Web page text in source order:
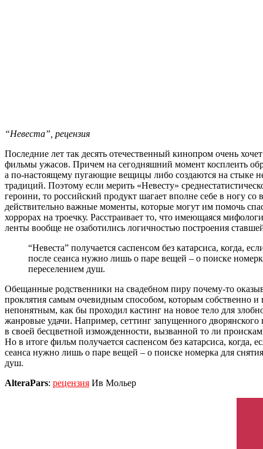
“Невеста”, рецензия
Последние лет так десять отечественный кинопром очень
фильмы ужасов. Причем на сегодняшний момент косплеить
а по-настоящему пугающие вещицы либо создаются на стыке
традиций. Поэтому если мерить «Невесту»
героини, то российский продукт шагает вполне себе в ногу
действительно важные моменты, которые могут им помочь
хоррорах на троечку. Расстраивает то, что имеющаяся
ленты вообще не озаботились логичностью построения
“Невеста” получается саспенсом без катарсиса, когда,
после сеанса нужно лишь о паре вещей – о поиске
переселением душ.
Обещанные родственники на свадебном пиру почему-то
проклятия самым очевидным способом, которым собственно
непонятным, как бы проходил кастинг на новое тело для
жанровые удачи. Например, сеттинг запущенного
в своей бесцветной изможденности, вызванной то ли
Но в итоге фильм получается саспенсом без катарсиса, когда,
сеанса нужно лишь о паре вещей – о поиске номерка для
душ.
AlteraPars: рецензия Ив Мольер